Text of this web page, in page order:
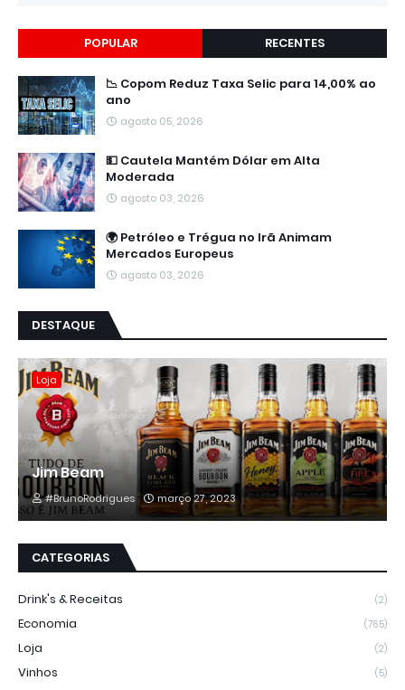
POPULAR RECENTES
📉 Copom Reduz Taxa Selic para 14,00% ao
ano
agosto 05, 2026
💵 Cautela Mantém Dólar em Alta
Moderada
agosto 03, 2026
🌍 Petróleo e Trégua no Irã Animam
Mercados Europeus
agosto 03, 2026
DESTAQUE
Loja
Jim Beam
#BrunoRodrigues março 27, 2023
CATEGORIAS
Drink's & Receitas (2)
Economia (765)
Loja (2)
Vinhos (5)